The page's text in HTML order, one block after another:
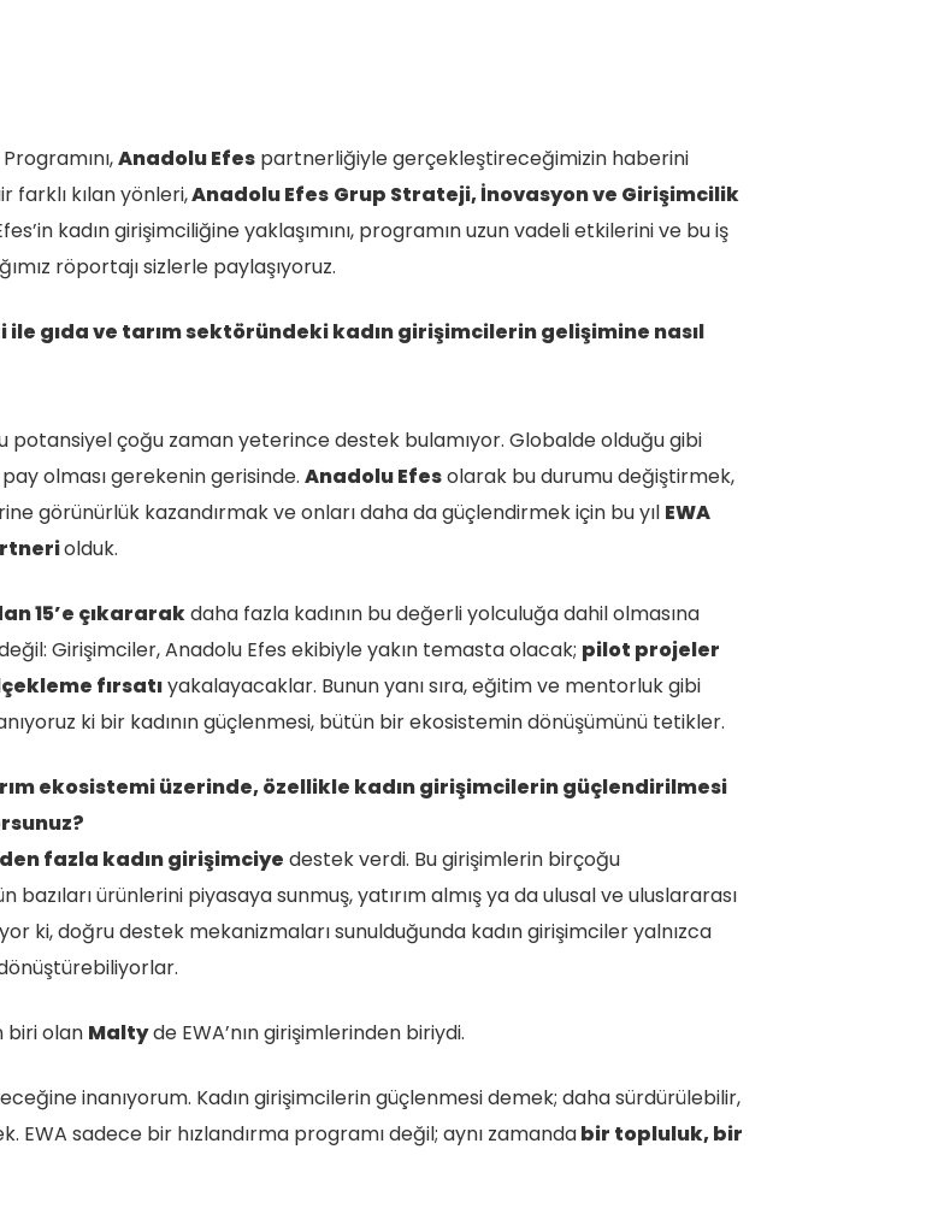
Anadolu Efes partnerliğiyle gerçekleştireceğimizin haberini
farklı kılan yönleri,Anadolu Efes Grup Strateji, İnovasyon ve Girişimcilik
kadın girişimciliğine yaklaşımını, programın uzun vadeli etkilerini ve bu iş
röportajı sizlerle paylaşıyoruz.
ile gıda ve tarım sektöründeki kadın girişimcilerin gelişimine nasıl
potansiyel çoğu zaman yeterince destek bulamıyor. Globalde olduğu gibi
olması gerekenin gerisinde. Anadolu Efesolarak bu durumu değiştirmek,
görünürlük kazandırmak ve onları daha da güçlendirmek için bu yıl EWA
olduk.
15’e çıkararakdaha fazla kadının bu değerli yolculuğa dahil olmasına
Girişimciler, Anadolu Efes ekibiyle yakın temasta olacak; pilot projeler
fırsatıyakalayacaklar. Bunun yanı sıra, eğitim ve mentorluk gibi
ki bir kadının güçlenmesi, bütün bir ekosistemin dönüşümünü tetikler.
ekosistemi üzerinde, özellikle kadın girişimcilerin güçlendirilmesi
fazla kadın girişimciye destek verdi. Bu girişimlerin birçoğu
ürünlerini piyasaya sunmuş, yatırım almış ya da ulusal ve uluslararası
ki, doğru destek mekanizmaları sunulduğunda kadın girişimciler yalnızca
biri olan Maltyde EWA’nın girişimlerinden biriydi.
inanıyorum. Kadın girişimcilerin güçlenmesi demek; daha sürdürülebilir,
EWA sadece bir hızlandırma programı değil; aynı zamandabir topluluk, bir